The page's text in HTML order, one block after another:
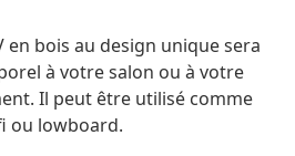
en bois au design unique sera
à votre salon ou à votre
Il peut être utilisé comme
ou lowboard.